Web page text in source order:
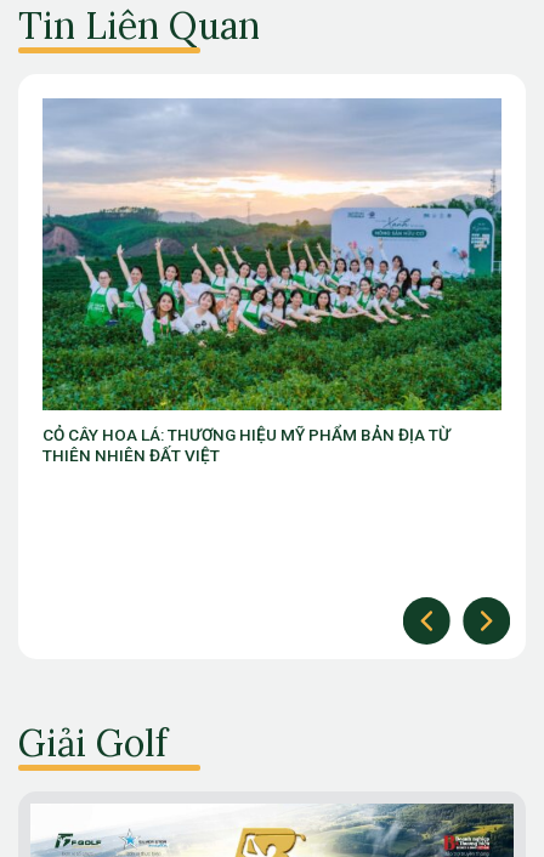
Tin Liên Quan
VIB ra mắt chương trình “VIB Swing – Mở khóa đặc quyền,
làm chủ thời cuộc” với ưu đãi Golf lên đến 10 triệu đồng
Giải Golf